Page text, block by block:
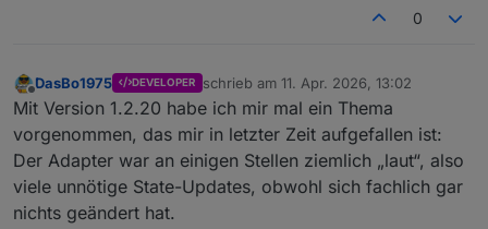
0
Offline
DasBo1975 DEVELOPER schrieb am 11. Apr. 2026, 13:02
zuletzt editiert von
Mit Version 1.2.20 habe ich mir mal ein Thema
vorgenommen, das mir in letzter Zeit aufgefallen ist:
Der Adapter war an einigen Stellen ziemlich „laut“, also
viele unnötige State-Updates, obwohl sich fachlich gar
nichts geändert hat.